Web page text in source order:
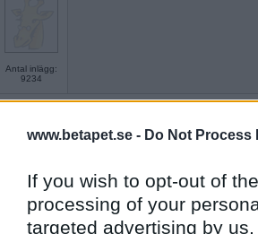
www.betapet.se - Do Not Process
If you wish to opt-out of
processing of your
targeted advertising by
Antal inlägg:
9234
Antal inlägg: 900
Adeln